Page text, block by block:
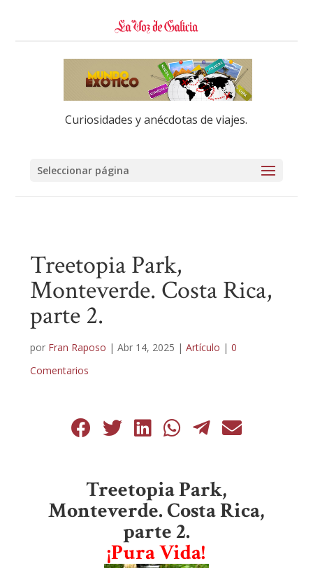
Curiosidades y anécdotas de viajes.
Seleccionar página
Treetopia Park,
Monteverde. Costa Rica,
parte 2.
por Fran Raposo | Abr 14, 2025 | Artículo | 0
Comentarios
Treetopia Park,
Monteverde. Costa Rica,
parte 2.
¡Pura Vida!